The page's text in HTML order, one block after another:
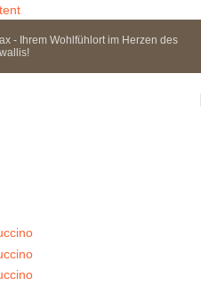
- Ihrem Wohlfühlort im Herzen des